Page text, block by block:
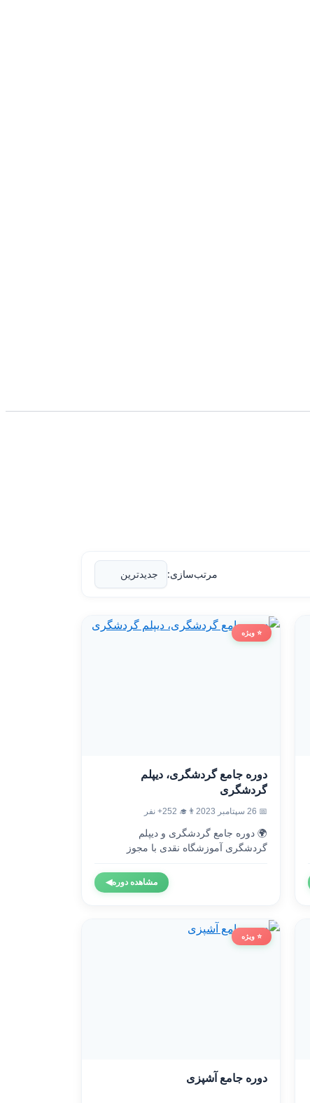
مرتب‌سازی:
⭐ ویژه
دوره جامع گردشگری، دیپلم
گردشگری
📅 26 سپتامبر 2023 👨‍🎓 252+ نفر
🌍 دوره جامع گردشگری و دیپلم
گردشگری آموزشگاه نقدی با مجوز
مشاهده دوره◀
⭐ ویژه
دوره جامع آشپزی